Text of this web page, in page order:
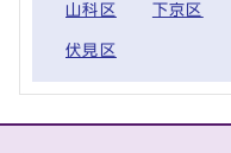
山科区 下京区
伏見区